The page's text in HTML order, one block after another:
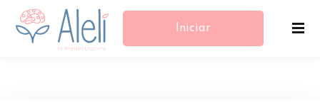
Iniciar